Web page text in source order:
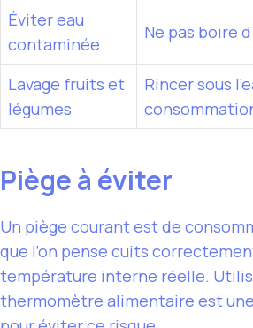
Éviter eau
contaminée
Ne pas boire
Lavage fruits et
légumes
Rincer sous
Piège à éviter
Un piège courant est de
que l’on pense cuits
température interne réelle.
thermomètre alimentaire est